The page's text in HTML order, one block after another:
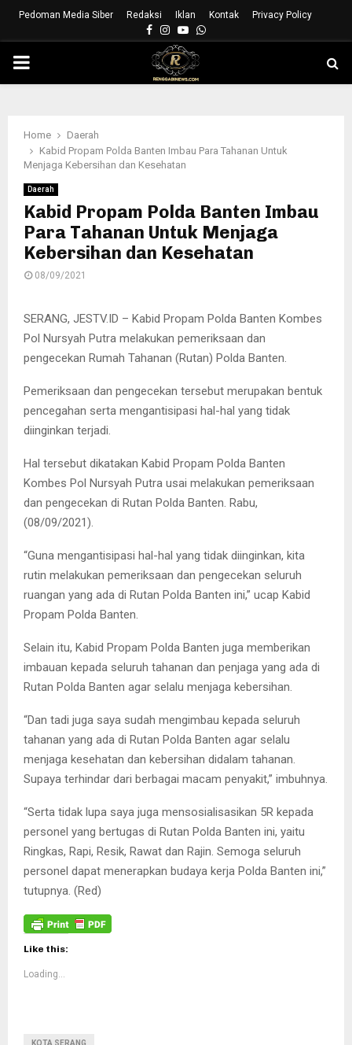
Pedoman Media Siber Redaksi Iklan Kontak Privacy Policy
Facebook
Instagram
YoutubeWhatsapp
PRIMARY
Home
Daerah
Kabid Propam Polda Banten Imbau Para Tahanan Untuk
Menjaga Kebersihan dan Kesehatan
Daerah
Kabid Propam Polda Banten Imbau
Para Tahanan Untuk Menjaga
Kebersihan dan Kesehatan
08/09/2021
SERANG, JESTV.ID – Kabid Propam Polda Banten Kombes
Pol Nursyah Putra melakukan pemeriksaan dan
pengecekan Rumah Tahanan (Rutan) Polda Banten.
Pemeriksaan dan pengecekan tersebut merupakan bentuk
pencegahan serta mengantisipasi hal-hal yang tidak
diinginkan terjadi.
Hal tersebut dikatakan Kabid Propam Polda Banten
Kombes Pol Nursyah Putra usai melakukan pemeriksaan
dan pengecekan di Rutan Polda Banten. Rabu,
(08/09/2021).
“Guna mengantisipasi hal-hal yang tidak diinginkan, kita
rutin melakukan pemeriksaan dan pengecekan seluruh
ruangan yang ada di Rutan Polda Banten ini,” ucap Kabid
Propam Polda Banten.
Selain itu, Kabid Propam Polda Banten juga memberikan
imbauan kepada seluruh tahanan dan penjaga yang ada di
Rutan Polda Banten agar selalu menjaga kebersihan.
“Dan tadi juga saya sudah mengimbau kepada seluruh
tahanan yang ada di Rutan Polda Banten agar selalu
menjaga kesehatan dan kebersihan didalam tahanan.
Supaya terhindar dari berbagai macam penyakit,” imbuhnya.
“Serta tidak lupa saya juga mensosialisasikan 5R kepada
personel yang bertugas di Rutan Polda Banten ini, yaitu
Ringkas, Rapi, Resik, Rawat dan Rajin. Semoga seluruh
personel dapat menerapkan budaya kerja Polda Banten ini,”
tutupnya. (Red)
Like this:
Loading...
KOTA SERANG